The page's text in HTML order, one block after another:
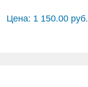
Цена: 1 150.00 руб.